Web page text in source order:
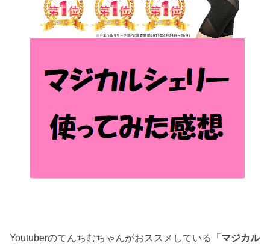
Youtuberのてんちむちゃんがおススメしている「マジカル